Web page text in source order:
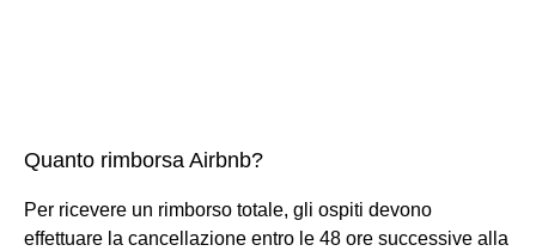
Quanto rimborsa Airbnb?
Per ricevere un rimborso totale, gli ospiti devono
effettuare la cancellazione entro le 48 ore successive alla